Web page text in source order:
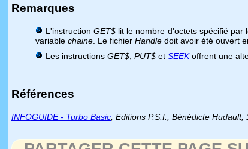
Remarques
L'instructionGET$ lit le nombre d'octets spécifié par
variable chaine . Le fichier Handle doit avoir été ouvert
Les instructions GET$ PUT$ et SEEKoffrent une
Références
INFOGUIDE - Turbo Basic , Editions P.S.I., Bénédicte